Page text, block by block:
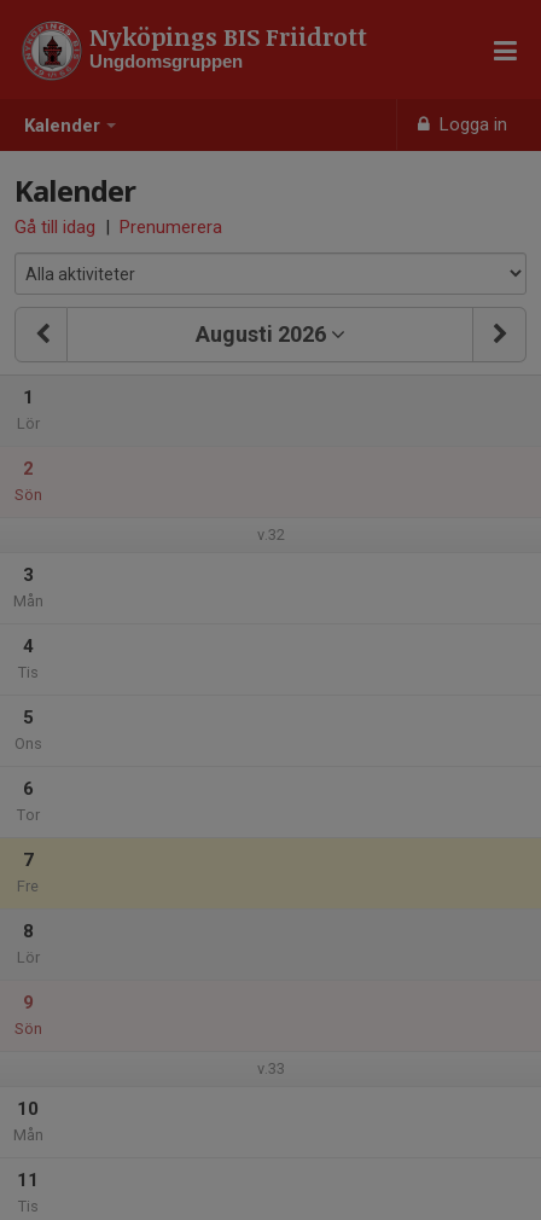
Kalender Logga in
Nyköpings BIS Friidrott
Ungdomsgruppen
Kalender
Gå till idag | Prenumerera
Augusti 2026
1
Lör
2
Sön
v.32
3
Mån
4
Tis
5
Ons
6
Tor
7
Fre
8
Lör
9
Sön
v.33
10
Mån
11
Tis